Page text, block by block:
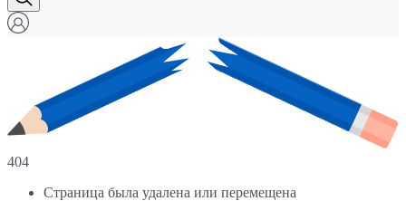
404
Страница была удалена или перемещена